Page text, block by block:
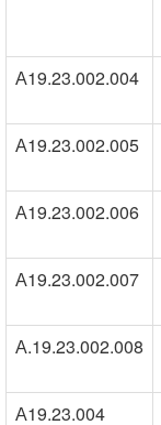
А19.23.002.004
А19.23.002.005
А19.23.002.006
А19.23.002.007
А.19.23.002.008
А19.23.004